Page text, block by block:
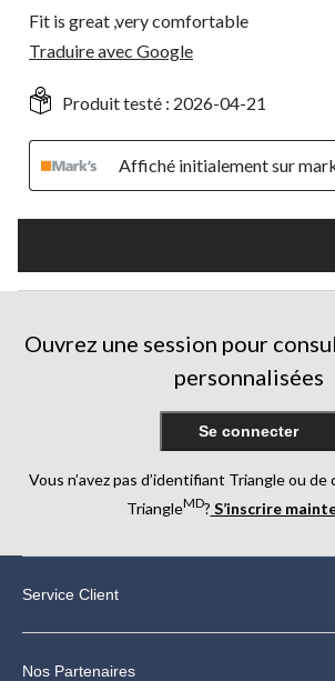
Fit is great ,very comfortable
Traduire avec Google
Produit testé : 2026-04-21
Affiché initialement sur
Ouvrez une session pour
personnalisées
Se connecter
Vous n’avez pas d’identifiant Triangle ou
TriangleMD? S’inscrire
Service Client
Nos Partenaires